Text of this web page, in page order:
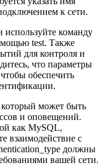
к сети.
используйте команду
test. Также
для контроля и
что параметры
обеспечить
может быть
и оповещений.
как MySQL,
взаимодействие с
должны
вашей сети.